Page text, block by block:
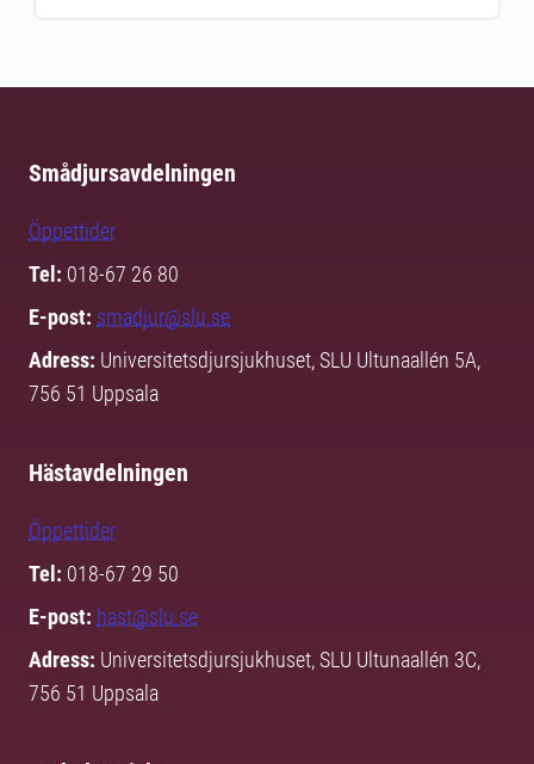
Smådjursavdelningen
Öppettider
Tel: 018-67 26 80
E-post: smadjur@slu.se
Adress: Universitetsdjursjukhuset, SLU Ultunaallén 5A,
756 51 Uppsala
Hästavdelningen
Öppettider
Tel: 018-67 29 50
E-post: hast@slu.se
Adress: Universitetsdjursjukhuset, SLU Ultunaallén 3C,
756 51 Uppsala